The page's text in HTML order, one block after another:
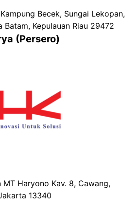
Becek, Sungai Lekopan,
Batam, Kepulauan Riau 29472
(Persero)
MT Haryono Kav. 8, Cawang,
13340